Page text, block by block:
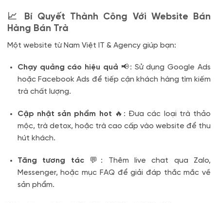
📈 Bí Quyết Thành Công Với Website Bán
Hàng Bán Trà
Một website từ Nam Việt IT & Agency giúp bạn:
Chạy quảng cáo hiệu quả 📢: Sử dụng Google Ads
hoặc Facebook Ads để tiếp cận khách hàng tìm kiếm
trà chất lượng.
Cập nhật sản phẩm hot 🔥: Đưa các loại trà thảo
mộc, trà detox, hoặc trà cao cấp vào website để thu
hút khách.
Tăng tương tác💬: Thêm live chat qua Zalo,
Messenger, hoặc mục FAQ để giải đáp thắc mắc về
sản phẩm.